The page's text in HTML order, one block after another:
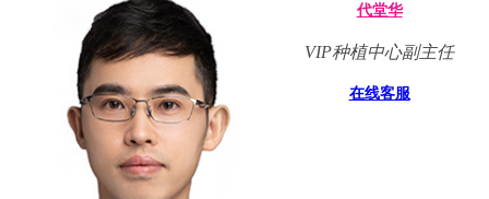
代堂华
VIP种植中心副主任
在线客服